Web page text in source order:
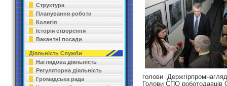
Структура
Планування роботи
Колегія
Історія створення
Вакантні посади
Діяльність Служби
Наглядова діяльність
Регуляторна діяльність
Громадська рада
голови
Голови СПО роботодавців